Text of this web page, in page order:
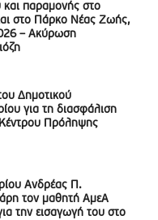
παραμονής στο
στο Πάρκο Νέας Ζωής,
– Ακύρωση
Δημοτικού
για τη διασφάλιση
Κέντρου Πρόληψης
Ανδρέας Π.
τον μαθητή ΑμεΑ
την εισαγωγή του στο